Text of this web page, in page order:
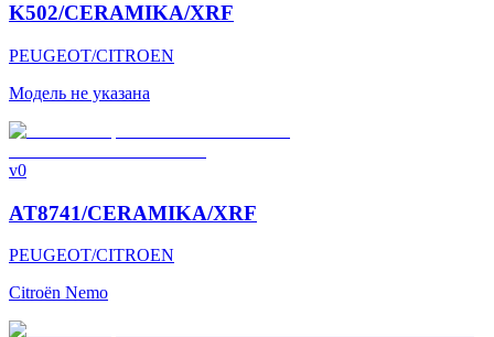
K502/CERAMIKA/XRF
PEUGEOT/CITROEN
Модель не указана
v0
AT8741/CERAMIKA/XRF
PEUGEOT/CITROEN
Citroën Nemo